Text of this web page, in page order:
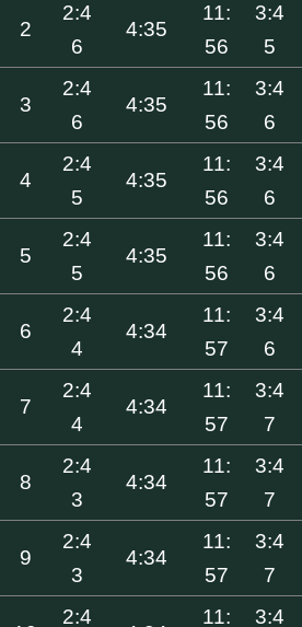
2
2:4
6
4:35
11:
56
3:4
5
3
2:4
6
4:35
11:
56
3:4
6
4
2:4
5
4:35
11:
56
3:4
6
5
2:4
5
4:35
11:
56
3:4
6
6
2:4
4
4:34
11:
57
3:4
6
7
2:4
4
4:34
11:
57
3:4
7
8
2:4
3
4:34
11:
57
3:4
7
9
2:4
3
4:34
11:
57
3:4
7
2:4
11:
3:4